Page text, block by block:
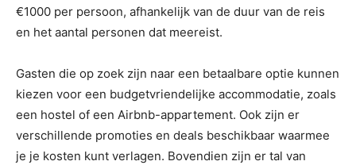
€1000 per persoon, afhankelijk van de duur van de reis
en het aantal personen dat meereist.
Gasten die op zoek zijn naar een betaalbare optie kunnen
kiezen voor een budgetvriendelijke accommodatie, zoals
een hostel of een Airbnb-appartement. Ook zijn er
verschillende promoties en deals beschikbaar waarmee
je je kosten kunt verlagen. Bovendien zijn er tal van